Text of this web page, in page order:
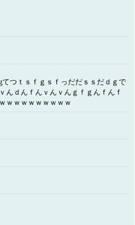
てつｔｓｆｇｓｆっだだｓｓだｄｇで
んｄんｆんｖんｖんｇｆｇんｆんｆ
ｗｗｗｗｗｗｗｗｗ